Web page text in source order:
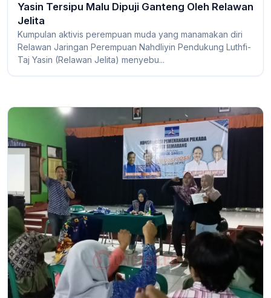
Yasin Tersipu Malu Dipuji Ganteng Oleh Relawan
Jelita
Kumpulan aktivis perempuan muda yang manamakan diri
Relawan Jaringan Perempuan Nahdliyin Pendukung Luthfi-
Taj Yasin (Relawan Jelita) menyebu...